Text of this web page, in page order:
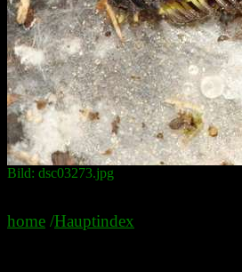
Bild: dsc03273.jpg
home /Hauptindex